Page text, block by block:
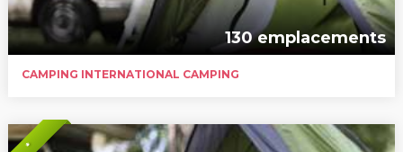
130 emplacements
CAMPING INTERNATIONAL CAMPING
*